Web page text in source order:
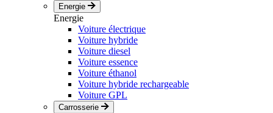
Energie
Energie
Voiture électrique
Voiture hybride
Voiture diesel
Voiture essence
Voiture éthanol
Voiture hybride rechargeable
Voiture GPL
Carrosserie